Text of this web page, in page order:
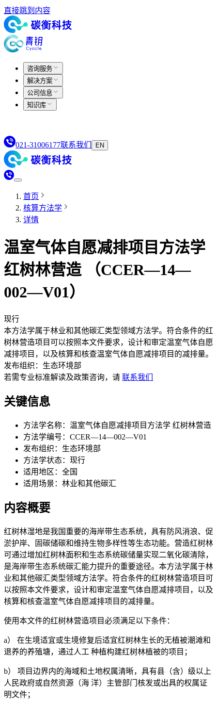
直接跳到内容
咨询服务
解决方案
公司信息
知识库
021-31006177联系我们 EN
首页
核算方法学
详情
温室气体自愿减排项目方法学
红树林营造 （CCER—14—
002—V01）
现行
本方法学属于林业和其他碳汇类型领域方法学。符合条件的红
树林营造项目可以按照本文件要求，设计和审定温室气体自愿
减排项目，以及核算和核查温室气体自愿减排项目的减排量。
发布组织： 生态环境部
若需专业标准解读及政策咨询，请 联系我们
关键信息
方法学名称： 温室气体自愿减排项目方法学 红树林营造
方法学编号： CCER—14—002—V01
发布组织： 生态环境部
方法学状态： 现行
适用地区： 全国
适用场景： 林业和其他碳汇
内容概要
红树林湿地是我国重要的海岸带生态系统，具有防风消浪、促
淤护岸、固碳储碳和维持生物多样性等生态功能。营造红树林
可通过增加红树林面积和生态系统碳储量实现二氧化碳清除，
是海岸带生态系统碳汇能力提升的重要途径。本方法学属于林
业和其他碳汇类型领域方法学。符合条件的红树林营造项目可
以按照本文件要求，设计和审定温室气体自愿减排项目，以及
核算和核查温室气体自愿减排项目的减排量。
使用本文件的红树林营造项目必须满足以下条件：
a） 在生境适宜或生境修复后适宜红树林生长的无植被潮滩和
退养的养殖塘，通过人工 种植构建红树林植被的项目；
b） 项目边界内的海域和土地权属清晰，具有县（含）级以上
人民政府或自然资源（海 洋）主管部门核发或出具的权属证
明文件；